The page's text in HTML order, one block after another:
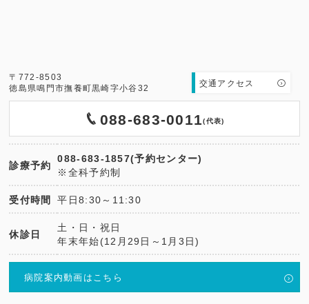
〒772-8503
徳島県鳴門市撫養町黒崎字小谷32
交通アクセス
088-683-0011(代表)
診療予約
088-683-1857(予約センター)
※全科予約制
受付時間 平日8:30～11:30
休診日
土・日・祝日
年末年始(12月29日～1月3日)
病院案内動画はこちら